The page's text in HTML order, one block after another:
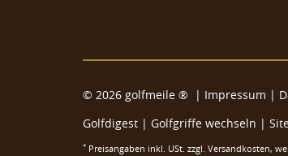
© 2026 golfmeile ® | Impressum |
Golfdigest | Golfgriffe wechseln |
* Preisangaben inkl. USt. zzgl. Versandkosten,